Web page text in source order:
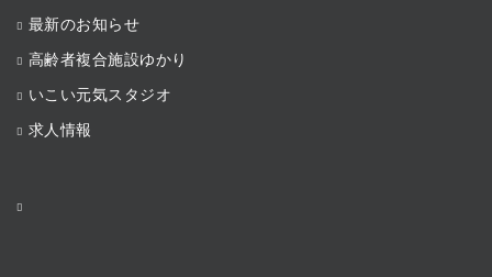
最新のお知らせ
高齢者複合施設ゆかり
いこい元気スタジオ
求人情報